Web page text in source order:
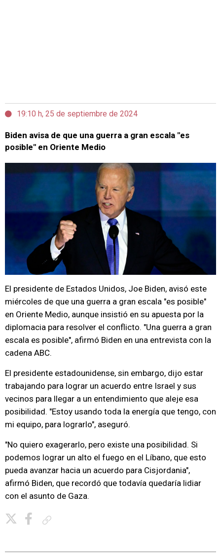
19:10 h, 25 de septiembre de 2024
Biden avisa de que una guerra a gran escala "es
posible" en Oriente Medio
El presidente de Estados Unidos, Joe Biden, avisó este
miércoles de que una guerra a gran escala "es posible"
en Oriente Medio, aunque insistió en su apuesta por la
diplomacia para resolver el conflicto. "Una guerra a gran
escala es posible", afirmó Biden en una entrevista con la
cadena ABC.
El presidente estadounidense, sin embargo, dijo estar
trabajando para lograr un acuerdo entre Israel y sus
vecinos para llegar a un entendimiento que aleje esa
posibilidad. "Estoy usando toda la energía que tengo, con
mi equipo, para lograrlo", aseguró.
"No quiero exagerarlo, pero existe una posibilidad. Si
podemos lograr un alto el fuego en el Líbano, que esto
pueda avanzar hacia un acuerdo para Cisjordania",
afirmó Biden, que recordó que todavía quedaría lidiar
con el asunto de Gaza.